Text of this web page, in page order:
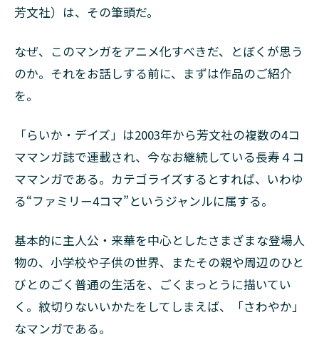
芳文社）は、その筆頭だ。
なぜ、このマンガをアニメ化すべきだ、とぼくが思う
のか。それをお話しする前に、まずは作品のご紹介
を。
「らいか・デイズ」は2003年から芳文社の複数の4コ
ママンガ誌で連載され、今なお継続している長寿４コ
ママンガである。カテゴライズするとすれば、いわゆ
る“ファミリー4コマ”というジャンルに属する。
基本的に主人公・来華を中心としたさまざまな登場人
物の、小学校や子供の世界、またその親や周辺のひと
びとのごく普通の生活を、ごくまっとうに描いてい
く。紋切りないいかたをしてしまえば、「さわやか」
なマンガである。